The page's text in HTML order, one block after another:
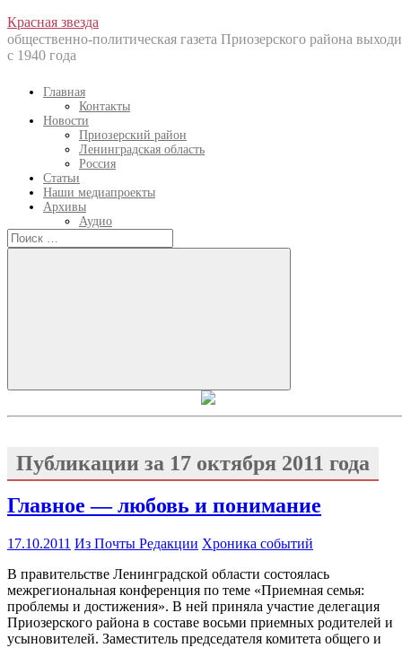
Перейти
к
содержанию
Красная звезда
общественно-политическая газета Приозерского района
с 1940 года
Главная
Контакты
Новости
Приозерский район
Ленинградская область
Россия
Статьи
Наши медиапроекты
Архивы
Аудио
Искать:
Искать
Публикации за 17 октября 2011 года
Главное — любовь и понимание
17.10.2011 Из Почты Редакции Хроника событий
В правительстве Ленинградской области состоялась
межрегиональная конференция по теме «Приемная семья:
проблемы и достижения». В ней приняла участие делегация
Приозерского района в составе восьми приемных родителей и
усыновителей. Заместитель председателя комитета общего и